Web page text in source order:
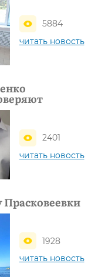
5884
читать новость
2401
читать новость
Прасковеевки
1928
читать новость